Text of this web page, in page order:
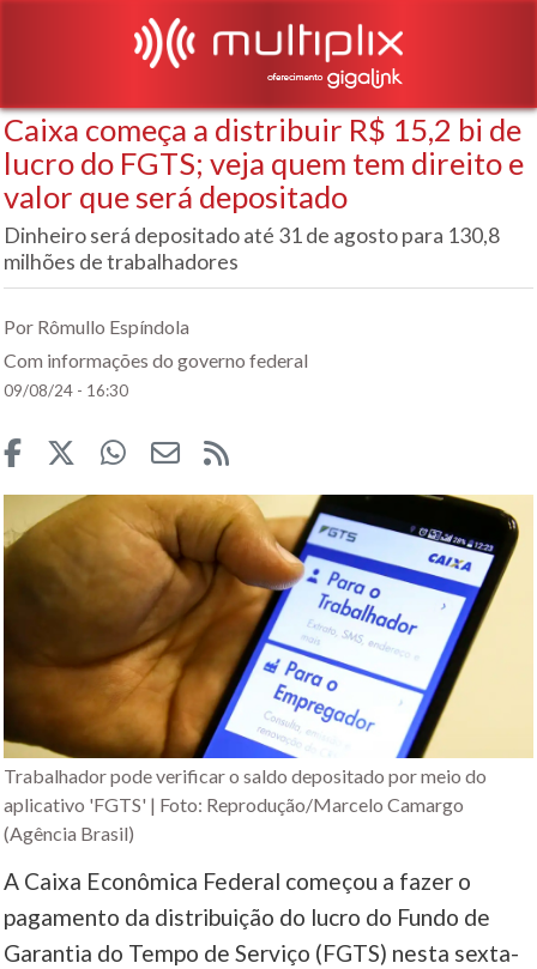
Caixa começa a distribuir R$ 15,2 bi de
lucro do FGTS; veja quem tem direito e
valor que será depositado
Dinheiro será depositado até 31 de agosto para 130,8
milhões de trabalhadores
Por Rômullo Espíndola
Com informações do governo federal
09/08/24 - 16:30
Trabalhador pode verificar o saldo depositado por meio do
aplicativo 'FGTS' | Foto: Reprodução/Marcelo Camargo
(Agência Brasil)
A Caixa Econômica Federal começou a fazer o
pagamento da distribuição do lucro do Fundo de
Garantia do Tempo de Serviço (FGTS) nesta sexta-